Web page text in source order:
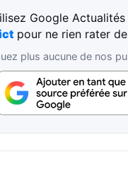
Google Actualités
pour ne rien rater
plus aucune de nos